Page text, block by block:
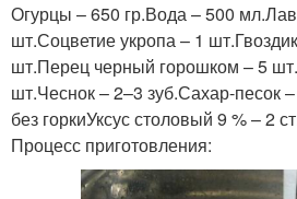
Огурцы – 650 гр.Вода – 500
шт.Соцветие укропа – 1
шт.Перец черный горошком – 5
шт.Чеснок – 2–3 зуб.Сахар-песок
без горкиУксус столовый 9 % – 2
Процесс приготовления: